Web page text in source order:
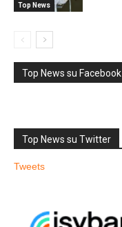
Top News
Top News su Facebook
Top News su Twitter
Tweets